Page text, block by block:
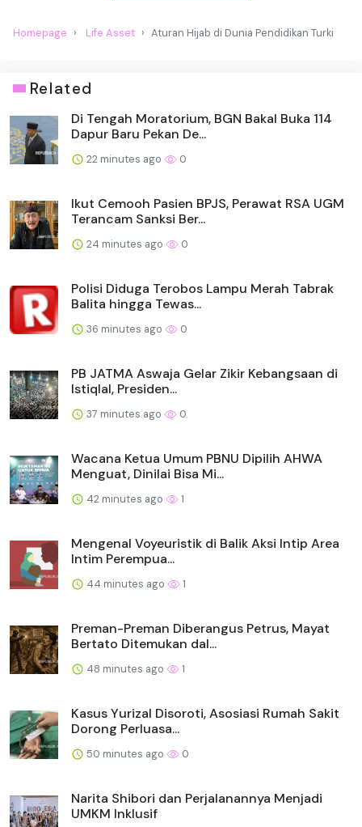
Homepage Life Asset Aturan Hijab di Dunia Pendidikan Turki
Related
Di Tengah Moratorium, BGN Bakal Buka 114
Dapur Baru Pekan De...
22 minutes ago 0
Ikut Cemooh Pasien BPJS, Perawat RSA UGM
Terancam Sanksi Ber...
24 minutes ago 0
Polisi Diduga Terobos Lampu Merah Tabrak
Balita hingga Tewas...
36 minutes ago 0
PB JATMA Aswaja Gelar Zikir Kebangsaan di
Istiqlal, Presiden...
37 minutes ago 0
Wacana Ketua Umum PBNU Dipilih AHWA
Menguat, Dinilai Bisa Mi...
42 minutes ago 1
Mengenal Voyeuristik di Balik Aksi Intip Area
Intim Perempua...
44 minutes ago 1
Preman-Preman Diberangus Petrus, Mayat
Bertato Ditemukan dal...
48 minutes ago 1
Kasus Yurizal Disoroti, Asosiasi Rumah Sakit
Dorong Perluasa...
50 minutes ago 0
Narita Shibori dan Perjalanannya Menjadi
UMKM Inklusif